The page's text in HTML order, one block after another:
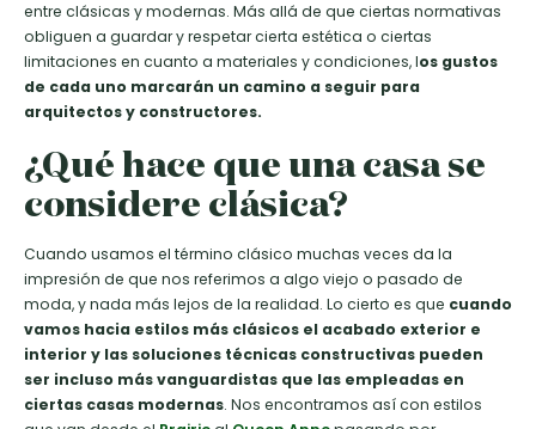
entre clásicas y modernas. Más allá de que ciertas normativas
obliguen a guardar y respetar cierta estética o ciertas
limitaciones en cuanto a materiales y condiciones, los gustos
de cada uno marcarán un camino a seguir para
arquitectos y constructores.
¿Qué hace que una casa se
considere clásica?
Cuando usamos el término clásico muchas veces da la
impresión de que nos referimos a algo viejo o pasado de
moda, y nada más lejos de la realidad. Lo cierto es que cuando
vamos hacia estilos más clásicos el acabado exterior e
interior y las soluciones técnicas constructivas pueden
ser incluso más vanguardistas que las empleadas en
ciertas casas modernas. Nos encontramos así con estilos